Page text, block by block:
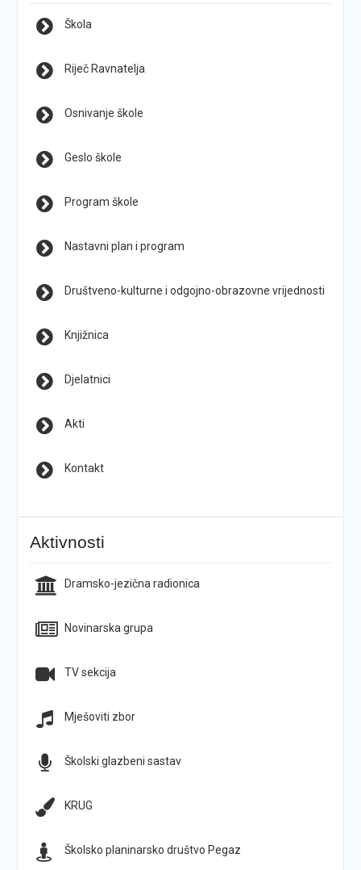
Škola
Riječ Ravnatelja
Osnivanje škole
Geslo škole
Program škole
Nastavni plan i program
Društveno-kulturne i odgojno-obrazovne vrijednosti
Knjižnica
Djelatnici
Akti
Kontakt
Aktivnosti
Dramsko-jezična radionica
Novinarska grupa
TV sekcija
Mješoviti zbor
Školski glazbeni sastav
KRUG
Školsko planinarsko društvo Pegaz